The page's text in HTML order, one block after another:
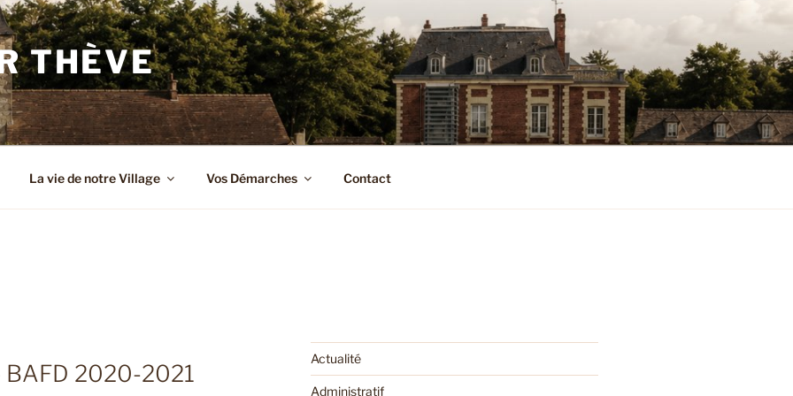
THÈVE
La vie de notre Village Vos Démarches Contact
BAFD 2020-2021
Actualité
Administratif